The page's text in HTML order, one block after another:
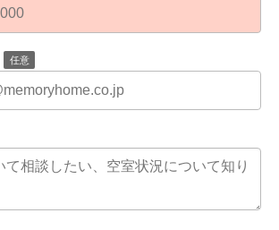
任意